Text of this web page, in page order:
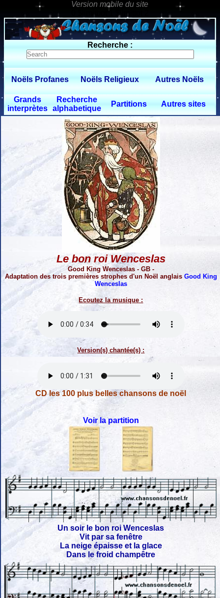
0 $limitbot 1 $limittot 2
Recherche :
Noëls Profanes Noëls Religieux Autres Noëls
Grands
interprètes
Recherche
alphabetique
Partitions Autres sites
Le bon roi Wenceslas
Good King Wenceslas - GB -
Adaptation des trois premières strophes d'un Noël anglais Good King
Wenceslas
Ecoutez la musique :
Version(s) chantée(s) :
CD les 100 plus belles chansons de noël
Voir la partition
Un soir le bon roi Wenceslas
Vit par sa fenêtre
La neige épaisse et la glace
Dans le froid champêtre